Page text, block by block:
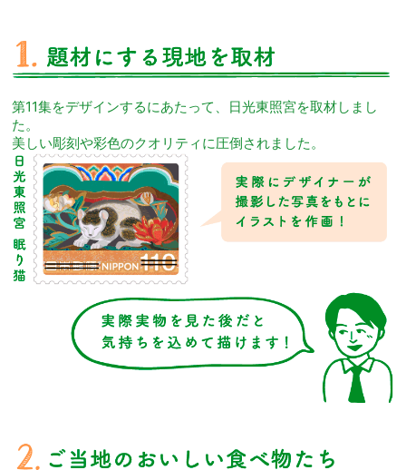
第11集をデザインするにあたって、日光東照宮を取材しまし
た。
美しい彫刻や彩色のクオリティに圧倒されました。